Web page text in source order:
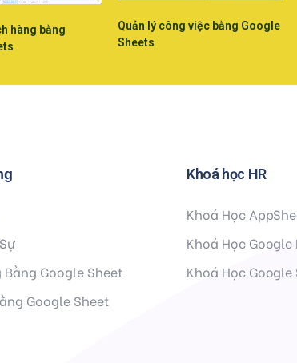
hàng bằng
Quản lý công việc bằng Google
Sheets
Bằng Google Sheet
Google Sheet
Khoá học HR
Khoá Học
Khoá Học
Khoá Học Google